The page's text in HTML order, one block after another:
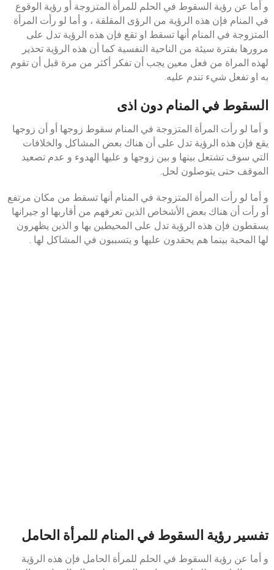
و أما عن رؤية السقوط في الحلم للمرأة المتزوجة أو رؤية الوقوع
في المنام فإن هذه الرؤية من الرؤى المقلقة ، و أما لو رأت المرأة
المتزوجة في المنام أنها تسقط او تقع فإن هذه الرؤية تدل على
مرورها بفترة سيئة من الناحية النفسية كما أن هذه الرؤية تحذير
لهذه المراة من فعل معين يجب أن تفكر أكثر من مرة قبل أن تقوم
به او تفعل شيء تندم عليه.
السقوط في المنام دون اذى
و أما لو رأت المرأة المتزوجة في المنام سقوط زوجها أو أن زوجها
يقع فإن هذه الرؤية تدل على أن هناك بعض المشاكل والخلافات
التي سوف تشتعل بينها و بين زوجها و عليها الهدوء و عدم تصعيد
الموقف حتى يتوصلون لحل.
و أما لو رأت المرأة المتزوجة في المنام أنها تسقط من مكان مرتفع
أو رأت أن هناك بعض الأشخاص الذين تعرفهم من أقاربها او جيرانها
يسقطون فإن هذه الرؤية تدل على المحيطين بها و الذين يظهرون
لها المحبة بينما هم يحقدون عليها و يتسببون في المشاكل لها .
تفسير رؤية السقوط في المنام للمرأة الحامل
و أما عن رؤية السقوط في الحلم للمرأة الحامل فإن هذه الرؤية